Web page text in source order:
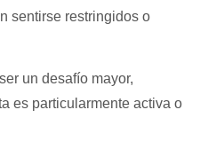
sentirse restringidos o
un desafío mayor,
es particularmente activa o